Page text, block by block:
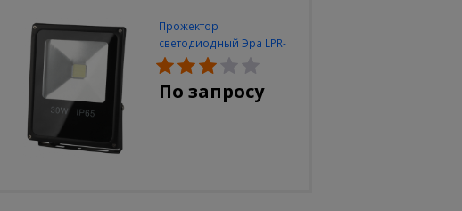
Прожектор
светодиодный Эра LPR-
30W-6500K-M
По запросу